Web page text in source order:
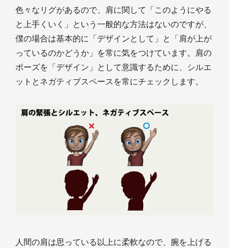
色々なリグがあるので、肩に関して「このようにやる
と上手くいく」という一般的な方法はないのですが、
僕の場合は基本的に「デザインとして」と「肩が上が
っているのかどうか」を常に気をつけています。肩の
ポーズを「デザイン」として意識するために、シルエ
ットとネガティブスペースを常にチェックします。
人間の肩は思っている以上に柔軟なので、腕を上げる